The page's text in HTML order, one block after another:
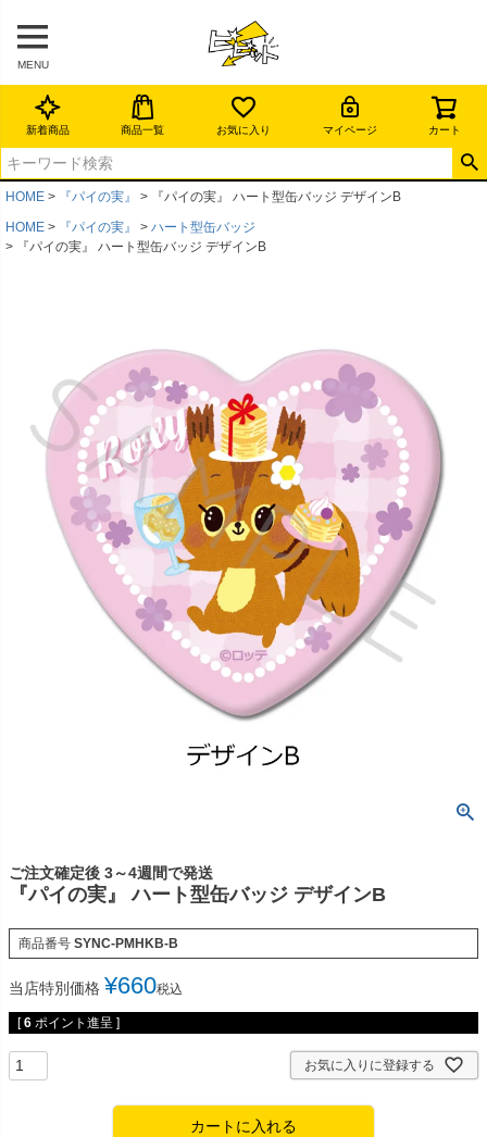
MENU
新着商品 商品一覧 お気に入り マイページ カート
HOME 『パイの実』
『パイの実』 ハート型缶バッジ デザインB
HOME
『パイの実』
ハート型缶バッジ
『パイの実』 ハート型缶バッジ デザインB
ご注文確定後 3～4週間で発送
『パイの実』 ハート型缶バッジ デザインB
商品番号 SYNC-PMHKB-B
当店特別価格 ¥660税込
[ 6 ポイント進呈 ]
お気に入りに登録する
カートに入れる